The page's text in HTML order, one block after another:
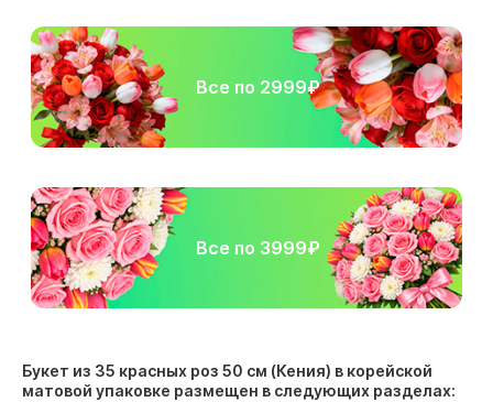
Все по 2999₽
Все по 3999₽
Букет из 35 красных роз 50 см (Кения) в корейской
матовой упаковке размещен в следующих разделах: